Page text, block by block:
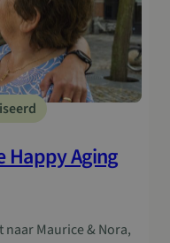
Happy Aging
naar Maurice & Nora,